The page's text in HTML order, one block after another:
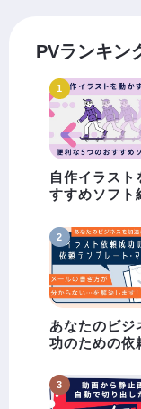
PVランキン
自作イラスト
すすめソフト
あなたのビジ
功のための